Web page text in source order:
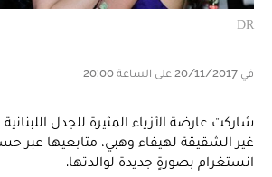
DR
في 20/11/2017 على الساعة 20:00
شاركت عارضة الأزياء المثيرة للجدل
غير الشقيقة لهيفاء وهبي، متابعيها عبر
انستغرام بصورةٍ جديدة لوالدتها.